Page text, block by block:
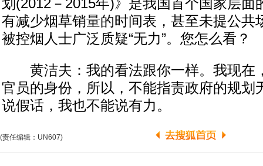
划(2012－2015年)》是我国首个国家层面
有减少烟草销量的时间表，甚至未提公共
被控烟人士广泛质疑“无力”。您怎么看？
黄洁夫：我的看法跟你一样。我现在
官员的身份，所以，不能指责政府的规划
说假话，我也不能说有力。
(责任编辑：UN607)